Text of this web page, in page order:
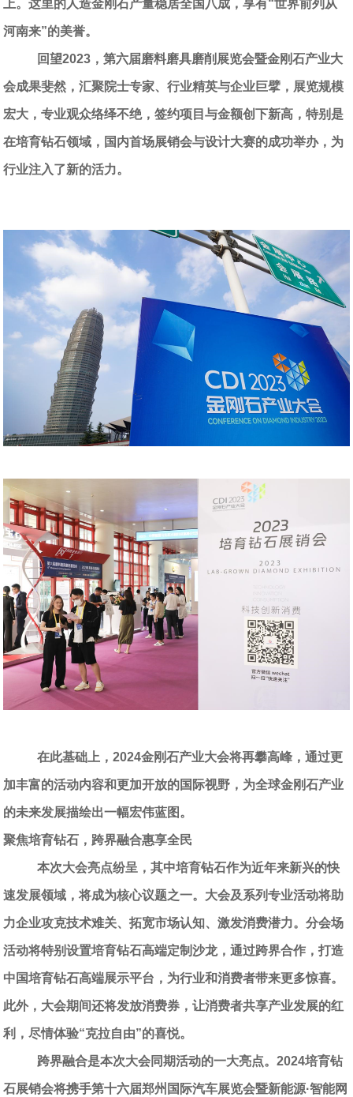
上。这里的人造金刚石产量稳居全国八成，享有“世界前列从
河南来”的美誉。
回望2023 ，第六届磨料磨具磨削展览会暨金刚石产业大
会成果斐然，汇聚院士专家、行业精英与企业巨擘，展览规模
宏大，专业观众络绎不绝，签约项目与金额创下新高，特别是
在培育钻石领域，国内首场展销会与设计大赛的成功举办，为
行业注入了新的活力。
在此基础上，2024金刚石产业大会将再攀高峰，通过更
加丰富的活动内容和更加开放的国际视野，为全球金刚石产业
的未来发展描绘出一幅宏伟蓝图。
聚焦培育钻石，跨界融合惠享全民
本次大会亮点纷呈，其中培育钻石作为近年来新兴的快
速发展领域，将成为核心议题之一。大会及系列专业活动将助
力企业攻克技术难关、拓宽市场认知、激发消费潜力。分会场
活动将特别设置培育钻石高端定制沙龙，通过跨界合作，打造
中国培育钻石高端展示平台，为行业和消费者带来更多惊喜。
此外，大会期间还将发放消费券，让消费者共享产业发展的红
利，尽情体验“克拉自由”的喜悦。
跨界融合是本次大会同期活动的一大亮点。2024培育钻
石展销会将携手第十六届郑州国际汽车展览会暨新能源·智能网